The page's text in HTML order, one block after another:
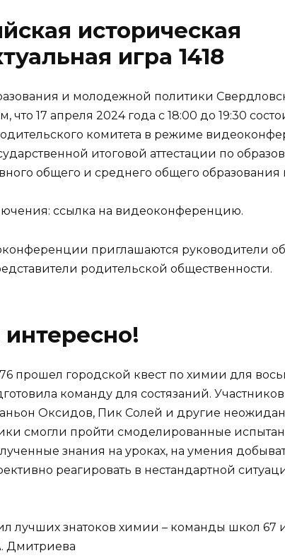
историческая
игра 1418
и молодежной политики
что 17 апреля 2024 года с 18:00 до 19:30
комитета в режиме
итоговой аттестации по
общего и среднего общего образования
ссылка на видеоконференцию.
приглашаются руководители
родительской общественности.
прошел городской квест по химии для
команду для состязаний.
Оксидов, Пик Солей и другие
смогли пройти смоделированные
знания на уроках, на умения
реагировать в нестандартной
лучших знатоков химии – команды школ 67
Дмитриева